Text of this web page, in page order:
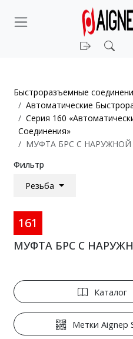
Войти
Быстроразъемные
Автоматические
Серия 160
Соединения»
МУФТА БРС С НАРУЖНОЙ
Фильтр
Резьба
161
МУФТА БРС С
Каталог
Метки Aignep